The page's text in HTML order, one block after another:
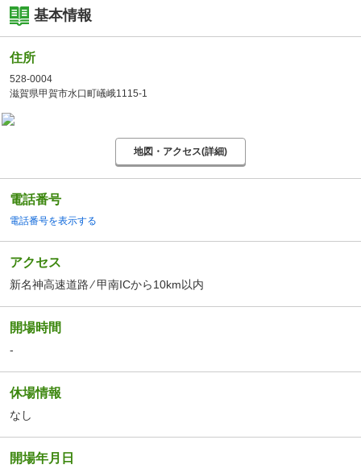
基本情報
住所
528-0004
滋賀県甲賀市水口町嶬峨1115-1
地図・アクセス(詳細)
電話番号
電話番号を表示する
アクセス
新名神高速道路 ⁄ 甲南ICから10km以内
開場時間
-
休場情報
なし
開場年月日